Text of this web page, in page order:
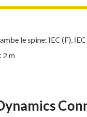
le spine: IEC (F),
2 m